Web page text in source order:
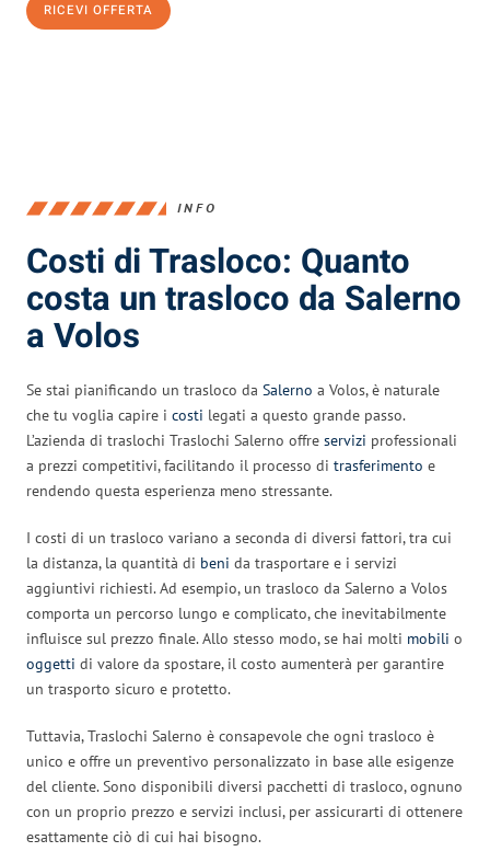
RICEVI OFFERTA
INFO
Costi di Trasloco: Quanto
costa un trasloco da Salerno
a Volos
Se stai pianificando un trasloco da Salerno a Volos, è naturale
che tu voglia capire i costi legati a questo grande passo.
L’azienda di traslochi Traslochi Salerno offre servizi professionali
a prezzi competitivi, facilitando il processo di trasferimento e
rendendo questa esperienza meno stressante.
I costi di un trasloco variano a seconda di diversi fattori, tra cui
la distanza, la quantità di beni da trasportare e i servizi
aggiuntivi richiesti. Ad esempio, un trasloco da Salerno a Volos
comporta un percorso lungo e complicato, che inevitabilmente
influisce sul prezzo finale. Allo stesso modo, se hai molti mobili o
oggetti di valore da spostare, il costo aumenterà per garantire
un trasporto sicuro e protetto.
Tuttavia, Traslochi Salerno è consapevole che ogni trasloco è
unico e offre un preventivo personalizzato in base alle esigenze
del cliente. Sono disponibili diversi pacchetti di trasloco, ognuno
con un proprio prezzo e servizi inclusi, per assicurarti di ottenere
esattamente ciò di cui hai bisogno.